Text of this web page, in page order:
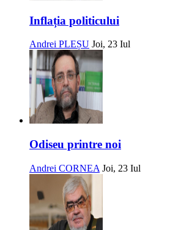
Inflația politicului
Andrei PLEȘU Joi, 23 Iul
Odiseu printre noi
Andrei CORNEA Joi, 23 Iul